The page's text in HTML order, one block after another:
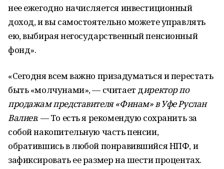
нее ежегодно начисляется инвестиционный
доход, и вы самостоятельно можете управлять
ею, выбирая негосударственный пенсионный
фонд».
«Сегодня всем важно призадуматься и перестать
быть «молчунами», — считает директор по
продажам представителя «Финам» в Уфе Руслан
Валиев. — То есть я рекомендую сохранить за
собой накопительную часть пенсии,
обратившись в любой понравившийся НПФ, и
зафиксировать ее размер на шести процентах.